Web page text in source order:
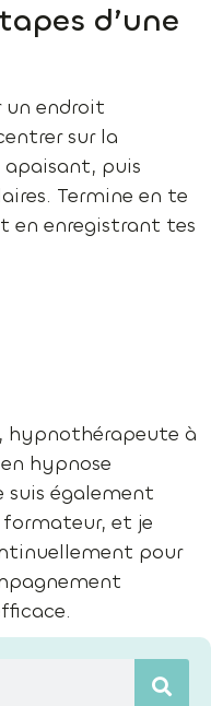
d’une
un endroit
sur la
apaisant, puis
Termine en te
en enregistrant tes
hypnothérapeute à
hypnose
suis également
et je
pour